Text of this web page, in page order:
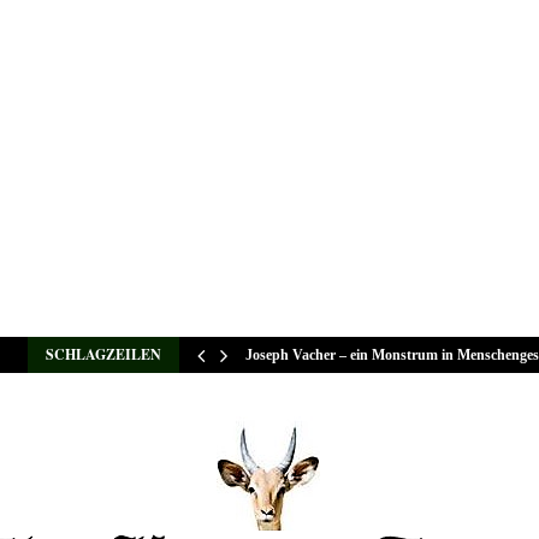
SCHLAGZEILEN Joseph Vacher – ein Monstrum in